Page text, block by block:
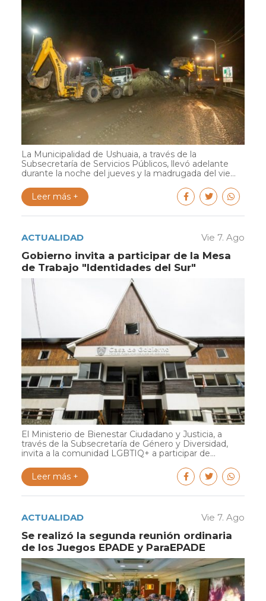
La Municipalidad de Ushuaia, a través de la
Subsecretaría de Servicios Públicos, llevó adelante
durante la noche del jueves y la madrugada del vie...
Leer más +
ACTUALIDAD Vie 7. Ago
Gobierno invita a participar de la Mesa
de Trabajo "Identidades del Sur"
El Ministerio de Bienestar Ciudadano y Justicia, a
través de la Subsecretaría de Género y Diversidad,
invita a la comunidad LGBTIQ+ a participar de...
Leer más +
ACTUALIDAD Vie 7. Ago
Se realizó la segunda reunión ordinaria
de los Juegos EPADE y ParaEPADE